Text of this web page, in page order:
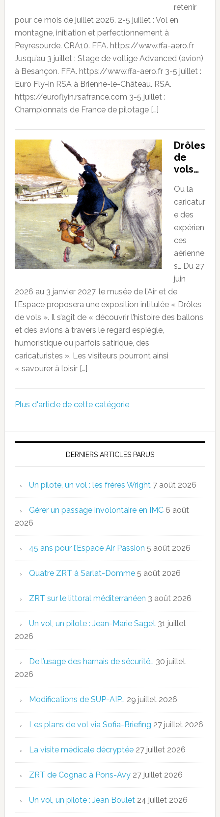
retenir
pour ce mois de juillet 2026. 2-5 juillet : Vol en
montagne, initiation et perfectionnement à
Peyresourde. CRA10. FFA. https://www.ffa-aero.fr
Jusqu’au 3 juillet : Stage de voltige Advanced (avion)
à Besançon. FFA. https://www.ffa-aero.fr 3-5 juillet :
Euro Fly-in RSA à Brienne-le-Château. RSA.
https://euroflyin.rsafrance.com 3-5 juillet :
Championnats de France de pilotage […]
Drôles
de
vols…
Ou la
caricatur
e des
expérien
ces
aérienne
s… Du 27
juin
2026 au 3 janvier 2027, le musée de l’Air et de
l’Espace proposera une exposition intitulée « Drôles
de vols ». Il s’agit de « découvrir l’histoire des ballons
et des avions à travers le regard espiègle,
humoristique ou parfois satirique, des
caricaturistes ». Les visiteurs pourront ainsi
« savourer à loisir […]
Plus d'article de cette catégorie
DERNIERS ARTICLES PARUS
Un pilote, un vol : les frères Wright 7 août 2026
Gérer un passage involontaire en IMC 6 août
2026
45 ans pour l’Espace Air Passion 5 août 2026
Quatre ZRT à Sarlat-Domme 5 août 2026
ZRT sur le littoral méditerranéen 3 août 2026
Un vol, un pilote : Jean-Marie Saget 31 juillet
2026
De l’usage des harnais de sécurité… 30 juillet
2026
Modifications de SUP-AIP… 29 juillet 2026
Les plans de vol via Sofia-Briefing 27 juillet 2026
La visite médicale décryptée 27 juillet 2026
ZRT de Cognac à Pons-Avy 27 juillet 2026
Un vol, un pilote : Jean Boulet 24 juillet 2026